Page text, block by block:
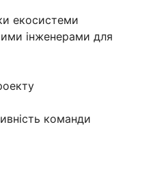
екосистеми
інженерами для
команди